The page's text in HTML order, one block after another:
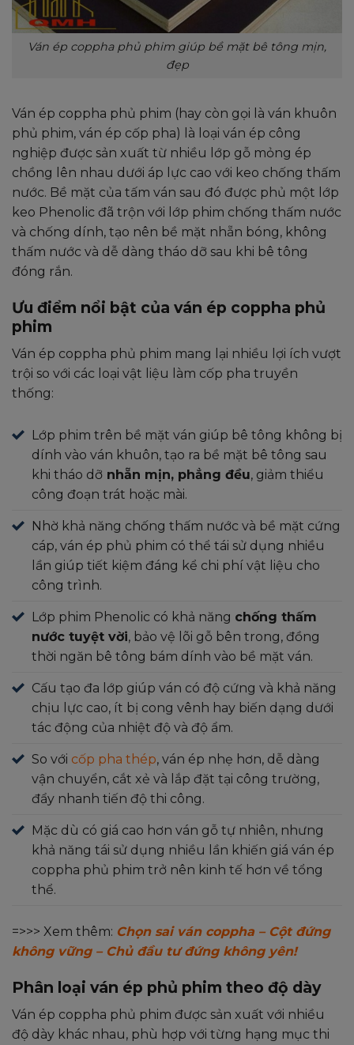
Ván ép coppha phủ phim giúp bề mặt bê tông mịn,
đẹp
Ván ép coppha phủ phim (hay còn gọi là ván khuôn
phủ phim, ván ép cốp pha) là loại ván ép công
nghiệp được sản xuất từ nhiều lớp gỗ mỏng ép
chồng lên nhau dưới áp lực cao với keo chống thấm
nước. Bề mặt của tấm ván sau đó được phủ một lớp
keo Phenolic đã trộn với lớp phim chống thấm nước
và chống dính, tạo nên bề mặt nhẵn bóng, không
thấm nước và dễ dàng tháo dỡ sau khi bê tông
đóng rắn.
Ưu điểm nổi bật của ván ép coppha phủ
phim
Ván ép coppha phủ phim mang lại nhiều lợi ích vượt
trội so với các loại vật liệu làm cốp pha truyền
thống:
Lớp phim trên bề mặt ván giúp bê tông không bị
dính vào ván khuôn, tạo ra bề mặt bê tông sau
khi tháo dỡ nhẵn mịn, phẳng đều, giảm thiểu
công đoạn trát hoặc mài.
Nhờ khả năng chống thấm nước và bề mặt cứng
cáp, ván ép phủ phim có thể tái sử dụng nhiều
lần giúp tiết kiệm đáng kể chi phí vật liệu cho
công trình.
Lớp phim Phenolic có khả năng chống thấm
nước tuyệt vời, bảo vệ lõi gỗ bên trong, đồng
thời ngăn bê tông bám dính vào bề mặt ván.
Cấu tạo đa lớp giúp ván có độ cứng và khả năng
chịu lực cao, ít bị cong vênh hay biến dạng dưới
tác động của nhiệt độ và độ ẩm.
So với cốp pha thép, ván ép nhẹ hơn, dễ dàng
vận chuyển, cắt xẻ và lắp đặt tại công trường,
đẩy nhanh tiến độ thi công.
Mặc dù có giá cao hơn ván gỗ tự nhiên, nhưng
khả năng tái sử dụng nhiều lần khiến giá ván ép
coppha phủ phim trở nên kinh tế hơn về tổng
thể.
=>>> Xem thêm: Chọn sai ván coppha – Cột đứng
không vững – Chủ đầu tư đứng không yên!
Phân loại ván ép phủ phim theo độ dày
Ván ép coppha phủ phim được sản xuất với nhiều
độ dày khác nhau, phù hợp với từng hạng mục thi